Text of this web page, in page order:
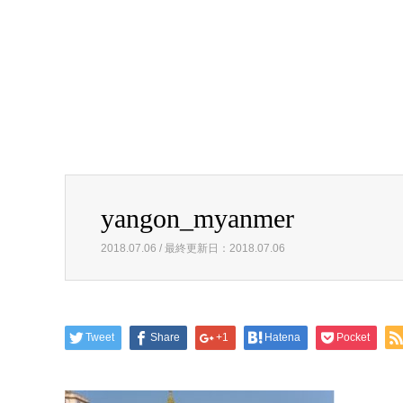
yangon_myanmer
2018.07.06 / 最終更新日：2018.07.06
Tweet Share +1 Hatena Pocket